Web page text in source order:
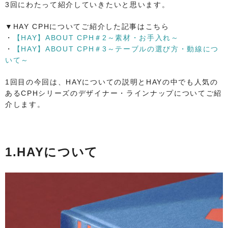
3回にわたって紹介していきたいと思います。
▼HAY CPHについてご紹介した記事はこちら
・
【HAY】ABOUT CPH＃2～素材・お手入れ～
・
【HAY】ABOUT CPH＃3～テーブルの選び方・動線につ
いて～
1回目の今回は、HAYについての説明とHAYの中でも人気の
あるCPHシリーズのデザイナー・ラインナップについてご紹
介します。
1.HAYについて